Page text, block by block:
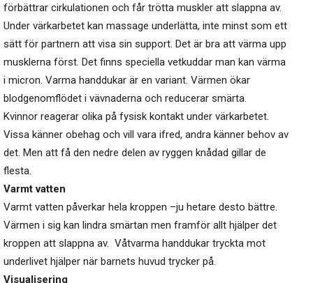
förbättrar cirkulationen och får trötta muskler att slappna av.
Under värkarbetet kan massage underlätta, inte minst som ett
sätt för partnern att visa sin support. Det är bra att värma upp
musklerna först. Det finns speciella vetkuddar man kan värma
i micron. Varma handdukar är en variant. Värmen ökar
blodgenomflödet i vävnaderna och reducerar smärta.
Kvinnor reagerar olika på fysisk kontakt under värkarbetet.
Vissa känner obehag och vill vara ifred, andra känner behov av
det. Men att få den nedre delen av ryggen knådad gillar de
flesta.
Varmt vatten
Varmt vatten påverkar hela kroppen –ju hetare desto bättre.
Värmen i sig kan lindra smärtan men framför allt hjälper det
kroppen att slappna av. Våtvarma handdukar tryckta mot
underlivet hjälper när barnets huvud trycker på.
Visualisering